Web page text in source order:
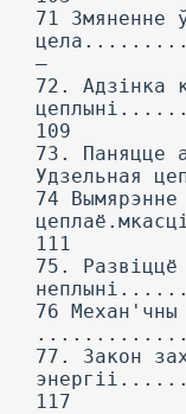
71 Змяненне
—
72. Адзінка
109
73. Паняцце
Удзельная
74 Вымярэнне
111
75. Развіццё
76 Механ'чны
77. Закон
117